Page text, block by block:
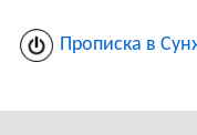
Прописка в